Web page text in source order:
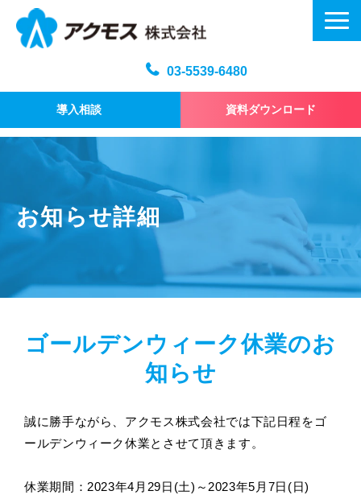
03-5539-6480
導入相談 資料ダウンロード
機能・仕様
プラン・料金
よくある質問
お問い合わせ
お知らせ詳細
ゴールデンウィーク休業のお
知らせ
誠に勝手ながら、アクモス株式会社では下記日程をゴ
ールデンウィーク休業とさせて頂きます。
休業期間：2023年4月29日(土)～2023年5月7日(日)